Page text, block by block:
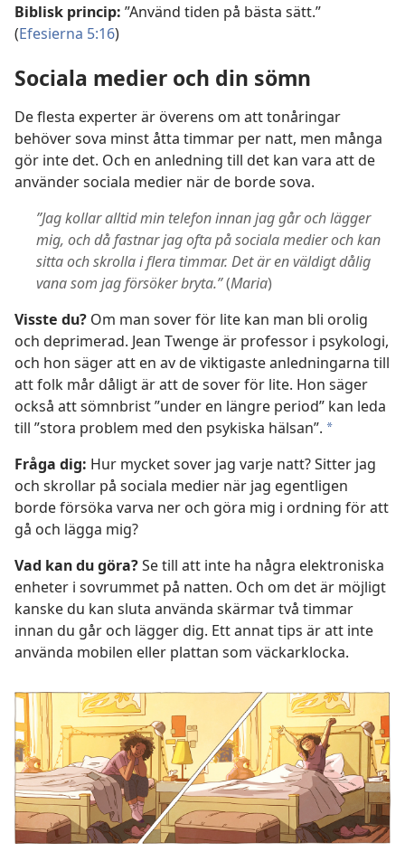
Biblisk princip: ”Använd tiden på bästa sätt.”
(Efesierna 5:16)
Sociala medier och din sömn
De flesta experter är överens om att tonåringar
behöver sova minst åtta timmar per natt, men många
gör inte det. Och en anledning till det kan vara att de
använder sociala medier när de borde sova.
”Jag kollar alltid min telefon innan jag går och lägger
mig, och då fastnar jag ofta på sociala medier och kan
sitta och skrolla i flera timmar. Det är en väldigt dålig
vana som jag försöker bryta.”(Maria)
Visste du? Om man sover för lite kan man bli orolig
och deprimerad. Jean Twenge är professor i psykologi,
och hon säger att en av de viktigaste anledningarna till
att folk mår dåligt är att de sover för lite. Hon säger
också att sömnbrist ”under en längre period” kan leda
till ”stora problem med den psykiska hälsan”. a
Fråga dig: Hur mycket sover jag varje natt? Sitter jag
och skrollar på sociala medier när jag egentligen
borde försöka varva ner och göra mig i ordning för att
gå och lägga mig?
Vad kan du göra?Se till att inte ha några elektroniska
enheter i sovrummet på natten. Och om det är möjligt
kanske du kan sluta använda skärmar två timmar
innan du går och lägger dig. Ett annat tips är att inte
använda mobilen eller plattan som väckarklocka.